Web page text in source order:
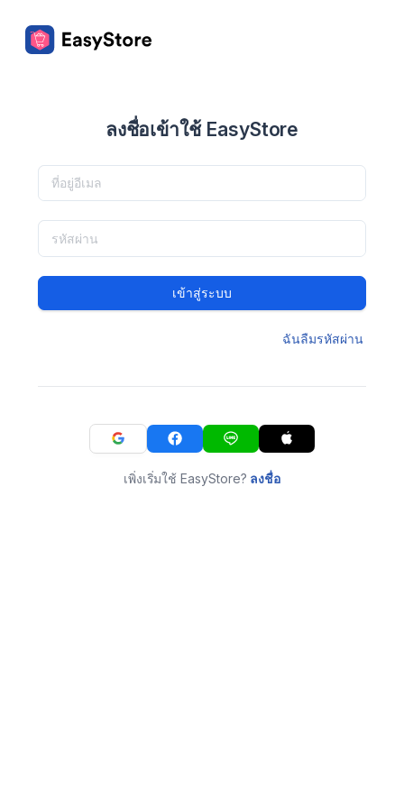
ลงชื่อเข้าใช้ EasyStore
เข้าสู่ระบบ
ฉันลืมรหัสผ่าน
เพิ่งเริ่มใช้ EasyStore? ลงชื่อ